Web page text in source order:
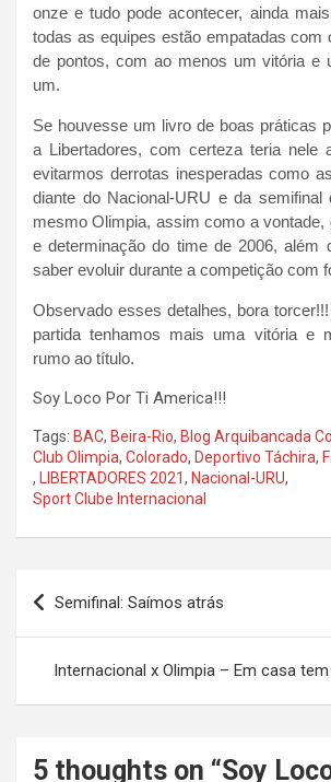
onze e tudo pode acontecer, ainda
todas as equipes estão empatadas com
de pontos, com ao menos um vitória e
um.
Se houvesse um livro de boas práticas
a Libertadores, com certeza teria nele
evitarmos derrotas inesperadas como
diante do Nacional-URU e da semifinal
mesmo Olimpia, assim como a vontade,
e determinação do time de 2006, além
saber evoluir durante a competição com
Observado esses detalhes, bora
partida tenhamos mais uma vitória e
rumo ao título.
Soy Loco Por Ti America!!!
Tags: BAC, Beira-Rio, Blog Arquibancada
Club Olimpia, Colorado, Deportivo Táchira,
,
LIBERTADORES 2021, Nacional-URU,
Sport Clube Internacional
Navegação
de
Post
Semifinal: Saímos atrás
Internacional x Olimpia – Em casa
5 thoughts on “Soy